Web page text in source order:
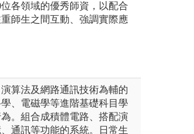
各領域的優秀師資，以配合
師生之間互動、強調實際應
算法及網路通訊技術為輔的
、電磁學等進階基礎科目學
。組合成積體電路、搭配演
通訊等功能的系統。日常生